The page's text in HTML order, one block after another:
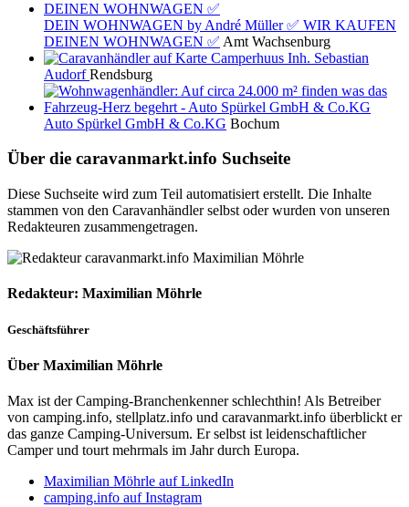
DEIN WOHNWAGEN by André Müller ✅ WIR KAUFEN
DEINEN WOHNWAGEN ✅ Amt Wachsenburg
Camperhuus Inh. Sebastian
AudorfRendsburg
Auto Spürkel GmbH & Co.KG Bochum
Über die caravanmarkt.info Suchseite
Diese Suchseite wird zum Teil automatisiert erstellt. Die Inhalte
stammen von den Caravanhändler selbst oder wurden von unseren
Redakteuren zusammengetragen.
Redakteur: Maximilian Möhrle
Geschäftsführer
Über Maximilian Möhrle
Max ist der Camping-Branchenkenner schlechthin! Als Betreiber
von camping.info, stellplatz.info und caravanmarkt.info überblickt er
das ganze Camping-Universum. Er selbst ist leidenschaftlicher
Camper und tourt mehrmals im Jahr durch Europa.
Maximilian Möhrle auf LinkedIn
camping.info auf Instagram